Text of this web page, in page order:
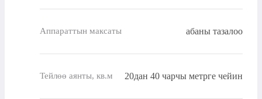
Аппараттын максаты абаны тазалоо
Тейлөө аянты, кв.м 20дан 40 чарчы метрге чейин